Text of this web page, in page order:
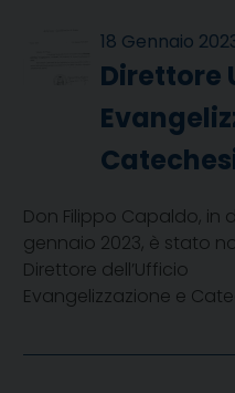
18 Gennaio
Direttore
Don Filippo Capaldo, in
gennaio 2023, è stato
Direttore dell’Ufficio
Evangelizzazione e